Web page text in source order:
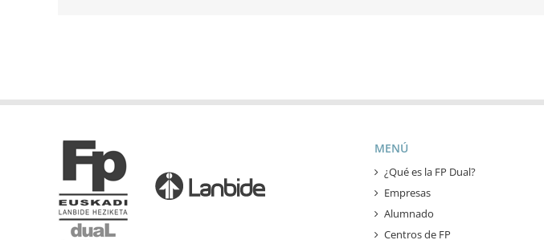
MENÚ
¿Qué es la FP Dual?
Empresas
Alumnado
Centros de FP